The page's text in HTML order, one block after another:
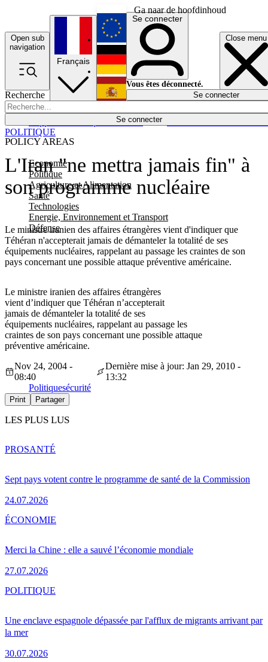
Ga naar de hoofdinhoud
Open sub
navigation
Close menu
Recherche
Se connecter
POLICY AREAS
Economie
Politique
Agriculture et Alimentation
Santé
Technologies
Energie, Environnement et Transport
Défense
Économie
Français
English
Deutsch
Español
Se connecter
Vous êtes déconnecté.
Se connecter
L'Iran "ne mettra jamais fin" à
son programme nucléaire
Le ministre iranien des affaires étrangères vient d'indiquer que
Téhéran n'accepterait jamais de démanteler la totalité de ses
équipements nucléaires, rappelant au passage les craintes de son
pays concernant une possible attaque préventive américaine.
POLITIQUE
Le ministre iranien des affaires étrangères
vient d’indiquer que Téhéran n’accepterait
jamais de démanteler la totalité de ses
équipements nucléaires, rappelant au passage les
craintes de son pays concernant une possible attaque
préventive américaine.
Nov 24, 2004 -
08:40
Dernière mise à jour: Jan 29, 2010 -
13:32
Politiquesécurité
Print Partager
LES PLUS LUS
Sept pays votent contre le programme de santé de la Commission
24.07.2026
PROSANTÉ
Merci la Chine : elle a sauvé l’économie mondiale
27.07.2026
ÉCONOMIE
Une enclave espagnole dépassée par l'afflux de migrants arrivant par
la mer
30.07.2026
POLITIQUE